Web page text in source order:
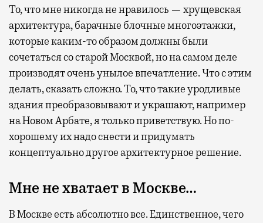
То, что мне никогда не нравилось — хрущевская
архитектура, барачные блочные многоэтажки,
которые каким-то образом должны были
сочетаться со старой Москвой, но на самом деле
производят очень унылое впечатление. Что с этим
делать, сказать сложно. То, что такие уродливые
здания преобразовывают и украшают, например
на Новом Арбате, я только приветствую. Но по-
хорошему их надо снести и придумать
концептуально другое архитектурное решение.
Мне не хватает в Москве…
В Москве есть абсолютно все. Единственное, чего